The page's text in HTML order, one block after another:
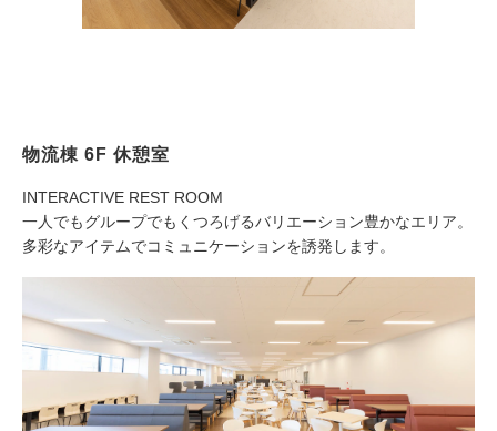
物流棟 6F 休憩室
INTERACTIVE REST ROOM